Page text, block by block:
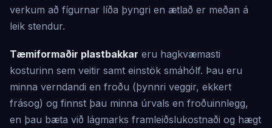
verkum að fígurnar líða þyngri en ætlað er meðan á
leik stendur.
Tæmiformaðir plastbakkar eru hagkvæmasti
kosturinn sem veitir samt einstök smáhólf. Þau eru
minna verndandi en froðu (þynnri veggir, ekkert
frásog) og finnst þau minna úrvals en froðuinnlegg,
en þau bæta við lágmarks framleiðslukostnaði og hægt